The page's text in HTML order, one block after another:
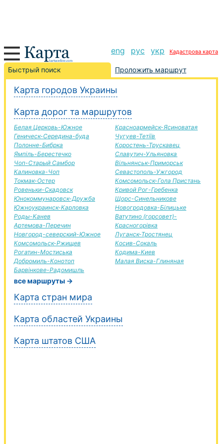
eng рус укр Кадастрова карта
Быстрый поиск Проложить маршрут
Карта городов Украины
Карта дорог та маршрутов
Белая Церковь-Южное
Геническ-Середина-буда
Полонне-Бибрка
Ямпіль-Берестечко
Чоп-Старый Самбор
Калиновка-Чоп
Токмак-Остер
Ровеньки-Скадовск
Юнокоммунаровск-Дружба
Южноукраинск-Карловка
Роды-Канев
Артемова-Перечин
Новгород-северский-Южное
Комсомольск-Ржищев
Рогатин-Мостиська
Добромиль-Конотоп
Барвінкове-Радомишль
Красноармейск-Ясиноватая
Чугуев-Тетіїв
Коростень-Трускавец
Славутич-Ульяновка
Вільнянськ-Приморськ
Севастополь-Ужгород
Комсомольск-Гола Пристань
Кривой Рог-Гребенка
Щорс-Синельникове
Новогродовка-Білицьке
Ватутино (горсовет)-
Красногорівка
Луганск-Тростянец
Косив-Сокаль
Кодима-Киев
Малая Виска-Глиняная
все маршруты →
Карта стран мира
Карта областей Украины
Карта штатов США
Красногорівка-Времен Яр дорога, маршрут
Красногорівка-Времен Яр, автомобильная дорога
+
−